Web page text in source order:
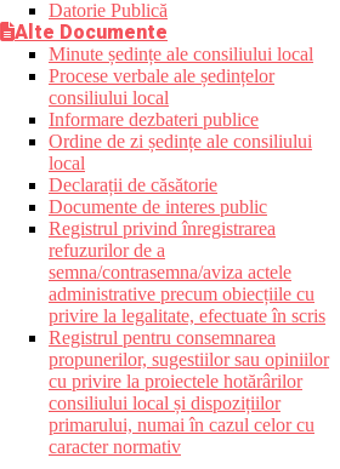
Datorie Publică
Alte Documente
Minute ședințe ale consiliului local
Procese verbale ale ședințelor
consiliului local
Informare dezbateri publice
Ordine de zi ședințe ale consiliului
local
Declarații de căsătorie
Documente de interes public
Registrul privind înregistrarea
refuzurilor de a
semna/contrasemna/aviza actele
administrative precum obiecțiile cu
privire la legalitate, efectuate în scris
Registrul pentru consemnarea
propunerilor, sugestiilor sau opiniilor
cu privire la proiectele hotărârilor
consiliului local și dispozițiilor
primarului, numai în cazul celor cu
caracter normativ